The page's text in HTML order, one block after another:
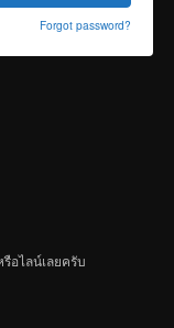
Forgot password?
อไลน์เลยครับ